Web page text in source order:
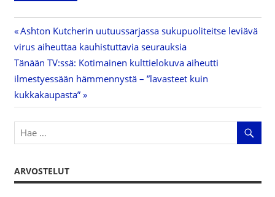
Artikkelien
selaus
Previous
Post:
Ashton Kutcherin uutuussarjassa sukupuoliteitse leviävä
virus aiheuttaa kauhistuttavia seurauksia
Next
Post:
Tänään TV:ssä: Kotimainen kulttielokuva aiheutti
ilmestyessään hämmennystä – ”lavasteet kuin
kukkakaupasta”
ARVOSTELUT